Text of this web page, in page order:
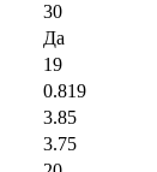
30
Да
19
0.819
3.85
3.75